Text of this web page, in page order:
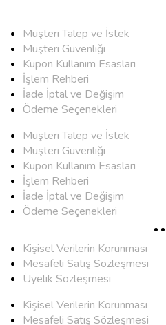
Müşteri Talep ve İstek
Müşteri Güvenliği
Kupon Kullanım Esasları
İşlem Rehberi
İade İptal ve Değişim
Ödeme Seçenekleri
Müşteri Talep ve İstek
Müşteri Güvenliği
Kupon Kullanım Esasları
İşlem Rehberi
İade İptal ve Değişim
Ödeme Seçenekleri
Kişisel Verilerin Korunması
Mesafeli Satış Sözleşmesi
Üyelik Sözleşmesi
Kişisel Verilerin Korunması
Mesafeli Satış Sözleşmesi